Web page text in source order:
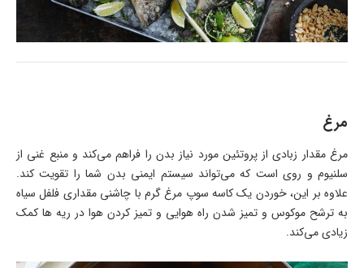
مرغ
مرغ مقدار زبادی از پروتئین مورد نیاز بدن را فراهم می‌کند و منبع غنی از
سلنیوم و روی است که می‌تواند سیستم ایمنی بدن شما را تقویت کند.
علاوه بر این، خوردن یک کاسه سوپ مرغ گرم با چاشنی مقداری فلفل سیاه
به ترشح موکوس و تمیز شدن راه هوایی و تمیز کردن هوا در ریه ها کمک
زیادی می‌کند.